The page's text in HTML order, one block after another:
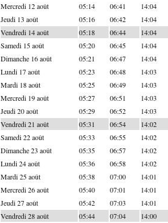
Mercredi 12 août 05:14 06:41 14:04
Jeudi 13 août 05:16 06:42 14:04
Vendredi 14 août 05:18 06:44 14:04
Samedi 15 août 05:20 06:45 14:04
Dimanche 16 août 05:21 06:47 14:04
Lundi 17 août 05:23 06:48 14:03
Mardi 18 août 05:25 06:49 14:03
Mercredi 19 août 05:27 06:51 14:03
Jeudi 20 août 05:29 06:52 14:03
Vendredi 21 août 05:31 06:54 14:02
Samedi 22 août 05:33 06:55 14:02
Dimanche 23 août 05:35 06:57 14:02
Lundi 24 août 05:36 06:58 14:02
Mardi 25 août 05:38 07:00 14:01
Mercredi 26 août 05:40 07:01 14:01
Jeudi 27 août 05:42 07:03 14:01
Vendredi 28 août 05:44 07:04 14:00